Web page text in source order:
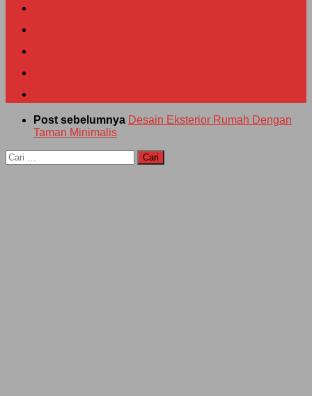
Post sebelumnya Desain Eksterior Rumah Dengan
Taman Minimalis
Cari
untuk: